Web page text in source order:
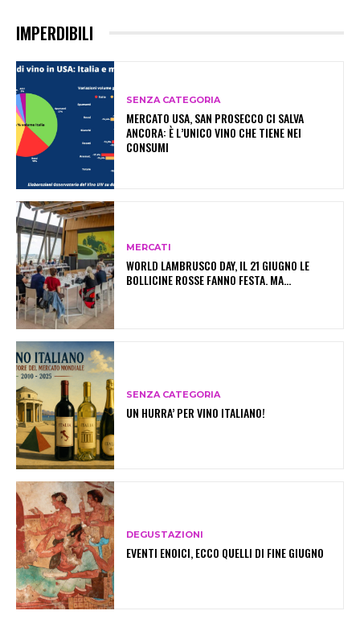
IMPERDIBILI
SENZA CATEGORIA
MERCATO USA, SAN PROSECCO CI SALVA
ANCORA: È L’UNICO VINO CHE TIENE NEI
CONSUMI
MERCATI
WORLD LAMBRUSCO DAY, IL 21 GIUGNO LE
BOLLICINE ROSSE FANNO FESTA. MA…
SENZA CATEGORIA
UN HURRA’ PER VINO ITALIANO!
DEGUSTAZIONI
EVENTI ENOICI, ECCO QUELLI DI FINE GIUGNO